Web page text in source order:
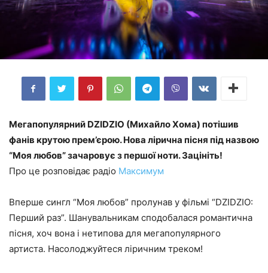
Мегапопулярний DZIDZIO (Михайло Хома) потішив
фанів крутою прем’єрою. Нова лірична пісня під назвою
“Моя любов” зачаровує з першої ноти. Зацініть!
Про це розповідає радіо Максимум
Вперше сингл “Моя любов” пролунав у фільмі “DZIDZIO:
Перший раз”. Шанувальникам сподобалася романтична
пісня, хоч вона і нетипова для мегапопулярного
артиста. Насолоджуйтеся ліричним треком!